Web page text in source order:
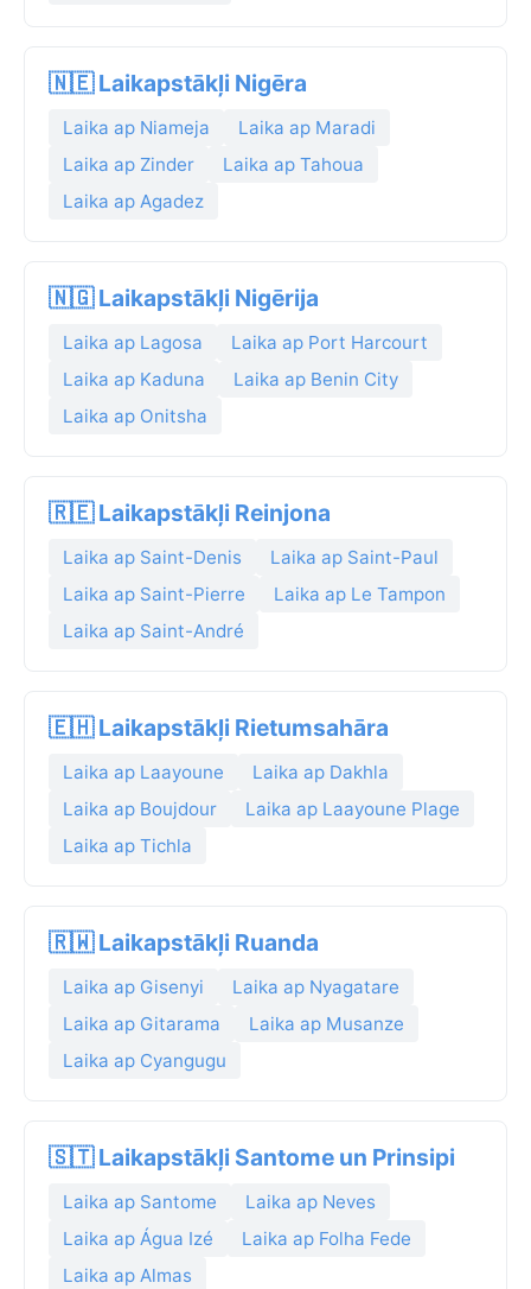
🇳🇪 Laikapstākļi Nigēra
Laika ap Niameja
Laika ap Maradi
Laika ap Zinder
Laika ap Tahoua
Laika ap Agadez
🇳🇬 Laikapstākļi Nigērija
Laika ap Lagosa
Laika ap Port Harcourt
Laika ap Kaduna
Laika ap Benin City
Laika ap Onitsha
🇷🇪 Laikapstākļi Reinjona
Laika ap Saint-Denis
Laika ap Saint-Paul
Laika ap Saint-Pierre
Laika ap Le Tampon
Laika ap Saint-André
🇪🇭 Laikapstākļi Rietumsahāra
Laika ap Laayoune
Laika ap Dakhla
Laika ap Boujdour
Laika ap Laayoune Plage
Laika ap Tichla
🇷🇼 Laikapstākļi Ruanda
Laika ap Gisenyi
Laika ap Nyagatare
Laika ap Gitarama
Laika ap Musanze
Laika ap Cyangugu
🇸🇹 Laikapstākļi Santome un Prinsipi
Laika ap Santome
Laika ap Neves
Laika ap Água Izé
Laika ap Folha Fede
Laika ap Almas